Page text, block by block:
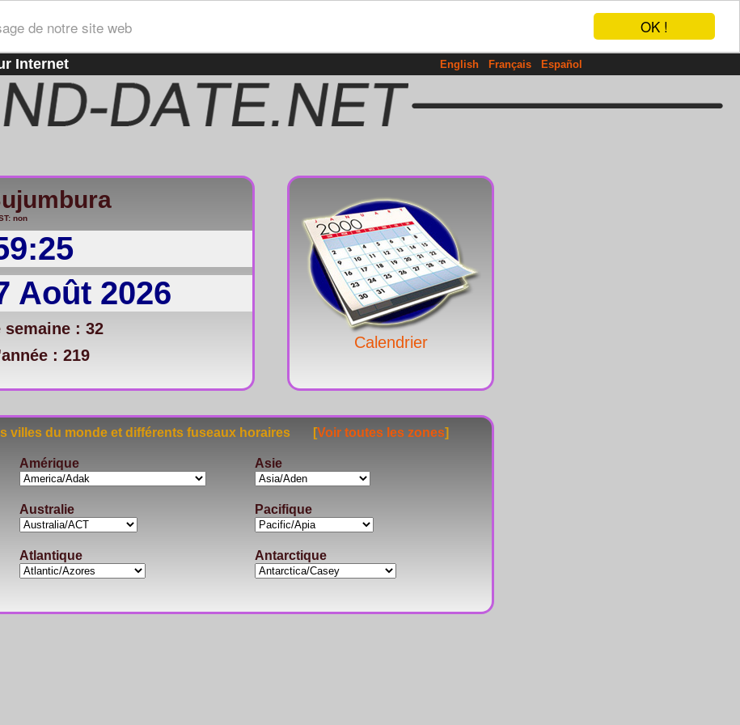
OK !
de notre site web
Internet English Français Español
non
Août 2026
semaine : 32
: 219
Calendrier
villes du monde et différents fuseaux horaires [Voir toutes les zones]
Amérique Asie
Australie Pacifique
Atlantique Antarctique